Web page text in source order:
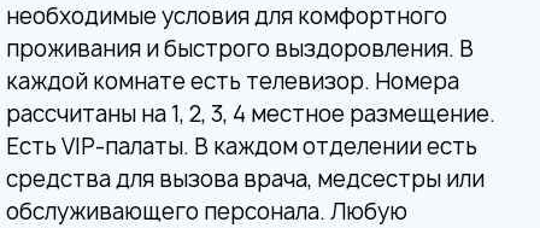
необходимые условия для комфортного
проживания и быстрого выздоровления. В
каждой комнате есть телевизор. Номера
рассчитаны на 1, 2, 3, 4 местное размещение.
Есть VIP-палаты. В каждом отделении есть
средства для вызова врача, медсестры или
обслуживающего персонала. Любую
Ваш телефон
Ваша заявка
отправлена
Наш врач свяжется с вами в самое
ближайшее время!
Ваш телефон